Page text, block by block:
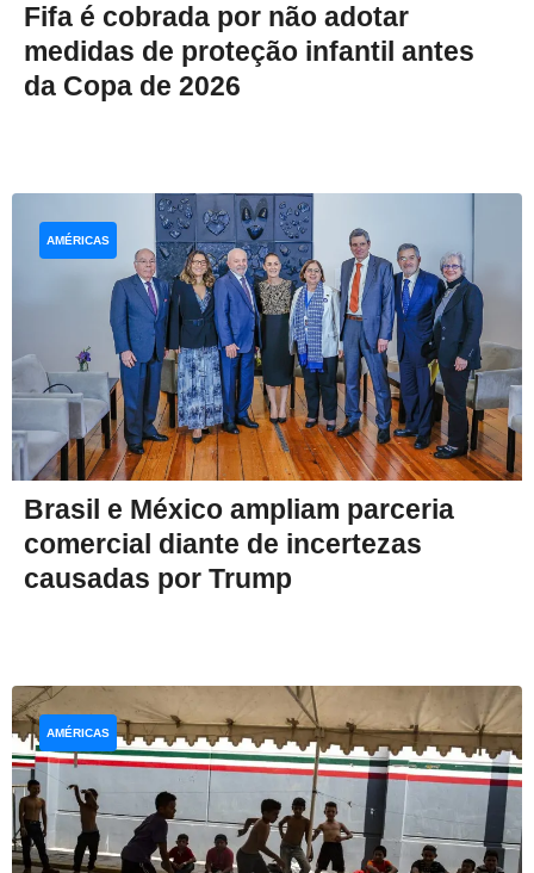
Fifa é cobrada por não adotar
medidas de proteção infantil antes
da Copa de 2026
Brasil e México ampliam parceria
comercial diante de incertezas
causadas por Trump
AMÉRICAS
AMÉRICAS